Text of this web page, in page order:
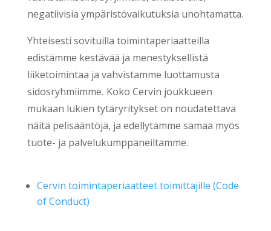
negatiivisia ympäristövaikutuksia unohtamatta.
Yhteisesti sovituilla toimintaperiaatteilla
edistämme kestävää ja menestyksellistä
liiketoimintaa ja vahvistamme luottamusta
sidosryhmiimme. Koko Cervin joukkueen
mukaan lukien tytäryritykset on noudatettava
näitä pelisääntöjä, ja edellytämme samaa myös
tuote- ja palvelukumppaneiltamme.
Cervin toimintaperiaatteet toimittajille (Code
of Conduct)